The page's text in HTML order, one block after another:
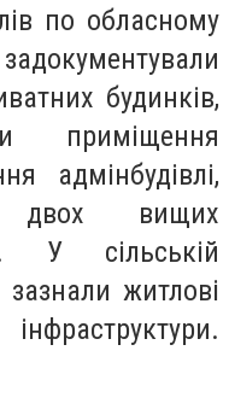
по обласному
будинків,
приміщення
адмінбудівлі,
двох вищих
У сільській
житлові